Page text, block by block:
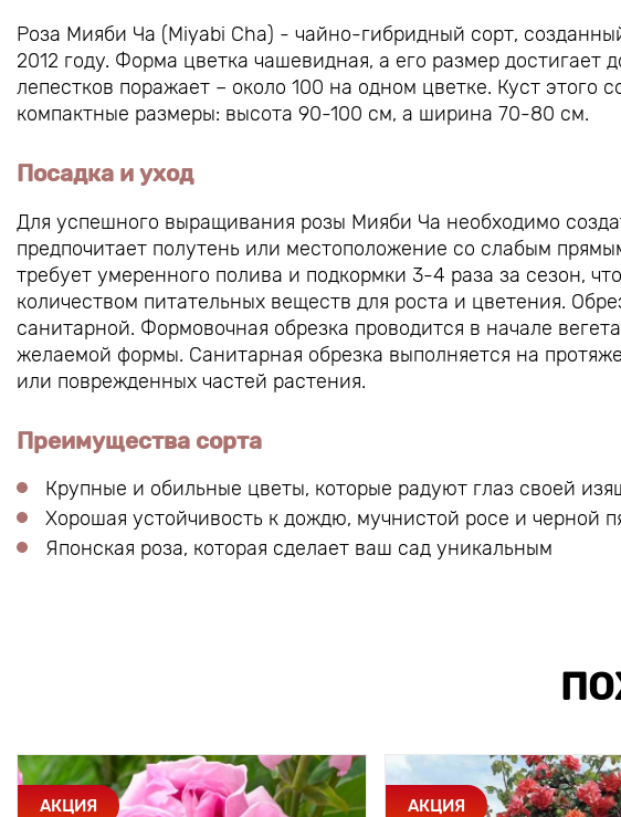
Роза Мияби Ча (Miyabi Cha) - чайно-гибридный сорт,
2012 году. Форма цветка чашевидная, а его размер достигает
лепестков поражает – около 100 на одном цветке. Куст этого
компактные размеры: высота 90-100 см, а ширина 70-80 см.
Посадка и уход
Для успешного выращивания розы Мияби Ча необходимо
предпочитает полутень или местоположение со слабым
требует умеренного полива и подкормки 3-4 раза за сезон,
количеством питательных веществ для роста и цветения.
санитарной. Формовочная обрезка проводится в начале
желаемой формы. Санитарная обрезка выполняется на
или поврежденных частей растения.
Преимущества сорта
Крупные и обильные цветы, которые радуют глаз своей
Хорошая устойчивость к дождю, мучнистой росе и черной
Японская роза, которая сделает ваш сад уникальным
АКЦИЯ АКЦИЯ